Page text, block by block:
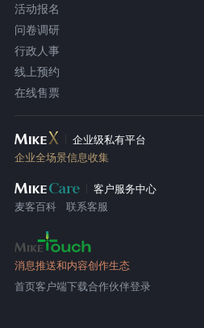
活动报名
问卷调研
行政人事
线上预约
在线售票
企业级私有平台
企业全场景信息收集
客户服务中心
麦客百科
联系客服
消息推送和内容创作生态
首页客户端下载合作伙伴登录